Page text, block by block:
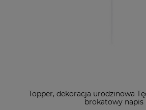
Topper, dekoracja urodzinowa
brokatowy napis